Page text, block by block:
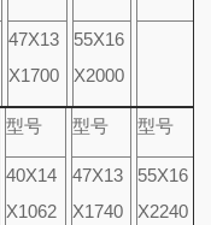
47X13
X1700
55X16
X2000
型号 型号 型号
40X14
X1062
47X13
X1740
55X16
X2240